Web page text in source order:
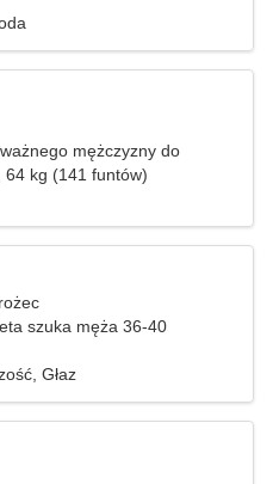
mężczyzny do
64 kg (141 funtów)
szuka męża 36-40
Głaz